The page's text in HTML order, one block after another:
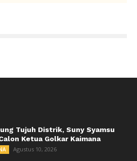
Tujuh Distrik, Suny Syamsu
Ketua Golkar Kaimana
Agustus 10, 2026